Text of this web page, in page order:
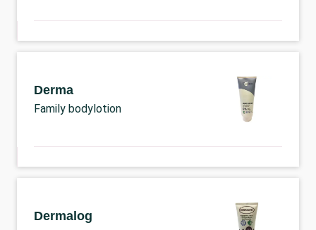
Derma
Family bodylotion
Dermalog